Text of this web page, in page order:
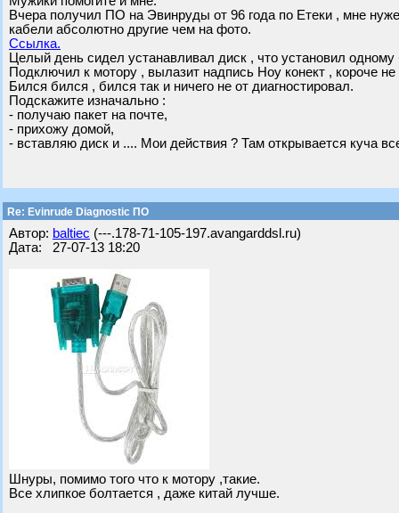
Вчера получил ПО на Эвинруды от 96 года по Етеки , мне
кабели абсолютно другие чем на фото.
Ссылка.
Целый день сидел устанавливал диск , что установил одному
Подключил к мотору , вылазит надпись Ноу конект , короче
Бился бился , бился так и ничего не от диагностировал.
Подскажите изначально :
- получаю пакет на почте,
- прихожу домой,
- вставляю диск и .... Мои действия ? Там открывается куча
Re: Evinrude Diagnostic ПО
Автор: baltiec (---.178-71-105-197.avangarddsl.ru)
Дата: 27-07-13 18:20
Шнуры, помимо того что к мотору ,такие.
Все хлипкое болтается , даже китай лучше.